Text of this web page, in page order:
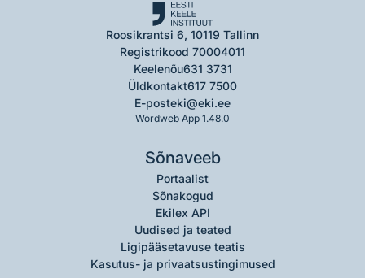
Roosikrantsi 6, 10119 Tallinn
Registrikood 70004011
Keelenõu631 3731
Üldkontakt617 7500
E-posteki@eki.ee
Wordweb App 1.48.0
Sõnaveeb
Portaalist
Sõnakogud
Ekilex API
Uudised ja teated
Ligipääsetavuse teatis
Kasutus- ja privaatsustingimused